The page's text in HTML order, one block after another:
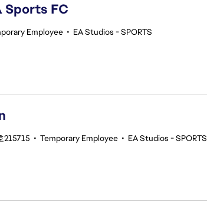
Sports FC
Employee • EA Studios - SPORTS
215715 • Temporary Employee • EA Studios - SPORTS